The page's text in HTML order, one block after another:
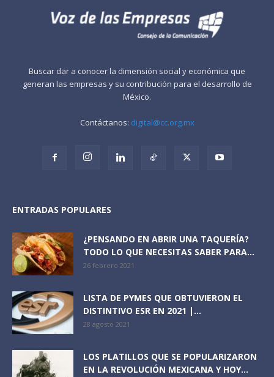
Buscar dar a conocer la dimensión social y económica que
generan las empresas y su contribución para el desarrollo de
México.
Contáctanos: digital@cc.org.mx
ENTRADAS POPULARES
¿PENSANDO EN ABRIR UNA TAQUERÍA?
TODO LO QUE NECESITAS SABER PARA...
26 febrero 2021
LISTA DE PYMES QUE OBTUVIERON EL
DISTINTIVO ESR EN 2021 |...
28 agosto 2021
LOS PLATILLOS QUE SE POPULARIZARON
EN LA REVOLUCIÓN MEXICANA Y HOY...